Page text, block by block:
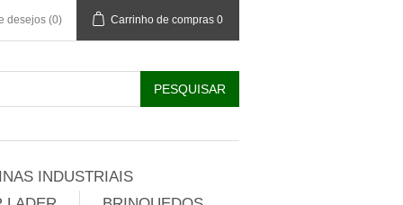
desejos (0) Carrinho de compras 0
INDUSTRIAIS